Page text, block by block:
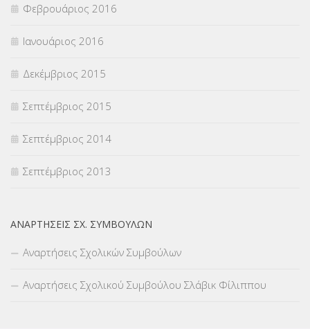
Φεβρουάριος 2016
Ιανουάριος 2016
Δεκέμβριος 2015
Σεπτέμβριος 2015
Σεπτέμβριος 2014
Σεπτέμβριος 2013
ΑΝΑΡΤΉΣΕΙΣ ΣΧ. ΣΥΜΒΟΎΛΩΝ
Αναρτήσεις Σχολικών Συμβούλων
Αναρτήσεις Σχολικού Συμβούλου Σλάβικ Φίλιππου